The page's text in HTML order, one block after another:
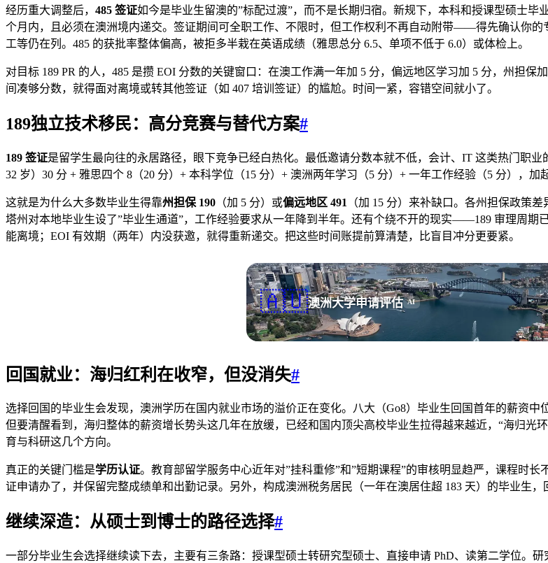
经历重大调整后， 485 签证如今是毕业生留澳的”标配过渡”，而不是长期归宿。新规下，本科和授课型硕士
个月内，且必须在澳洲境内递交。签证期间可全职工作、不限时，但工作权利不再自动附带——得先确认你
工等仍在列。485 的获批率整体偏高，被拒多半栽在英语成绩（雅思总分 6.5、单项不低于 6.0）或体检上。
对目标 189 PR 的人，485 是攒 EOI 分数的关键窗口：在澳工作满一年加 5 分，偏远地区学习加 5 分，州担
间凑够分数，就得面对离境或转其他签证（如 407 培训签证）的尴尬。时间一紧，容错空间就小了。
189独立技术移民：高分竞赛与替代方案#
189 签证是留学生最向往的永居路径，眼下竞争已经白热化。最低邀请分数本就不低，会计、IT 这类热门职
32 岁）30 分 + 雅思四个 8（20 分）+ 本科学位（15 分）+ 澳洲两年学习（5 分）+ 一年工作经验（5 分），
这就是为什么大多数毕业生得靠州担保 190 （加 5 分）或偏远地区 491
（加 15 分）来补缺口。各州担保政策
塔州对本地毕业生设了”毕业生通道”，工作经验要求从一年降到半年。还有个绕不开的现实——189 审理周
能离境；EOI 有效期（两年）内没获邀，就得重新递交。把这些时间账提前算清楚，比盲目冲分更要紧。
🇦🇺澳洲大学申请评估 AI
回国就业：海归红利在收窄，但没消失#
选择回国的毕业生会发现，澳洲学历在国内就业市场的溢价正在变化。八大（Go8）毕业生回国首年的薪资
但要清醒看到，海归整体的薪资增长势头这几年在放缓，已经和国内顶尖高校毕业生拉得越来越近，“海归
育与科研这几个方向。
真正的关键门槛是学历认证。教育部留学服务中心近年对”挂科重修”和”短期课程”的审核明显趋严，课程时
证申请办了，并保留完整成绩单和出勤记录。另外，构成澳洲税务居民（一年在澳居住超 183 天）的毕业生，
继续深造：从硕士到博士的路径选择#
一部分毕业生会选择继续读下去，主要有三条路：授课型硕士转研究型硕士、直接申请 PhD、读第二学位。